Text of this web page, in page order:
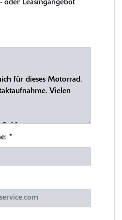
oder Leasingangebot
*